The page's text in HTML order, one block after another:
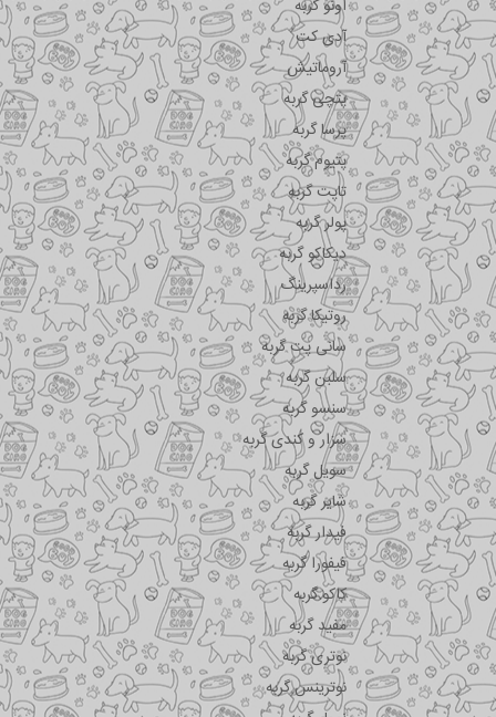
اونو گربه
آدی کت
آروماتیش
پتچی گربه
پرسا گربه
پتیوم گربه
تاپت گربه
پولر گربه
دیکاکو گربه
رداسپرینگ
روتیکا گربه
سانی پت گربه
سلبن گربه
سنسو گربه
سزار و کندی گربه
سویل گربه
شایر گربه
فیدار گربه
فیفورا گربه
کاکو گربه
مفید گربه
نوتری گربه
نوترینس گربه